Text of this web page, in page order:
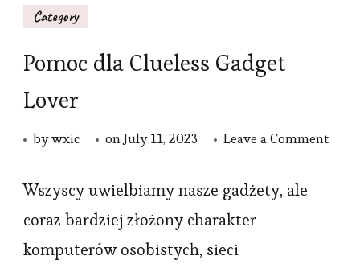
Category
Pomoc dla Clueless Gadget
Lover
bywxic onJuly 11, 2023 Leave a Commenton
Wszyscy uwielbiamy nasze gadżety, ale
coraz bardziej złożony charakter
komputerów osobistych, sieci